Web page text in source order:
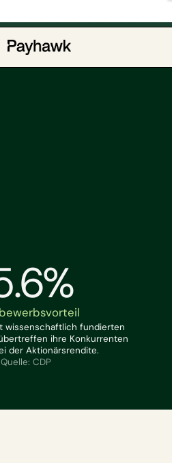
wissenschaftlich fundierten
ihre Konkurrenten
der Aktionärsrendite.
Quelle: CDP